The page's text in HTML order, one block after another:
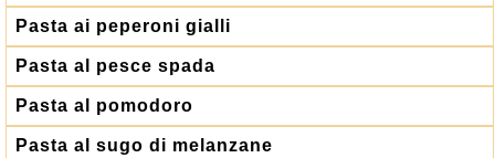
Pasta ai peperoni gialli
Pasta al pesce spada
Pasta al pomodoro
Pasta al sugo di melanzane